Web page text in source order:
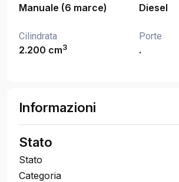
Manuale (6 marce) Diesel
Cilindrata
2.200 cm3
Porte
.
Informazioni
Stato
Stato
Categoria